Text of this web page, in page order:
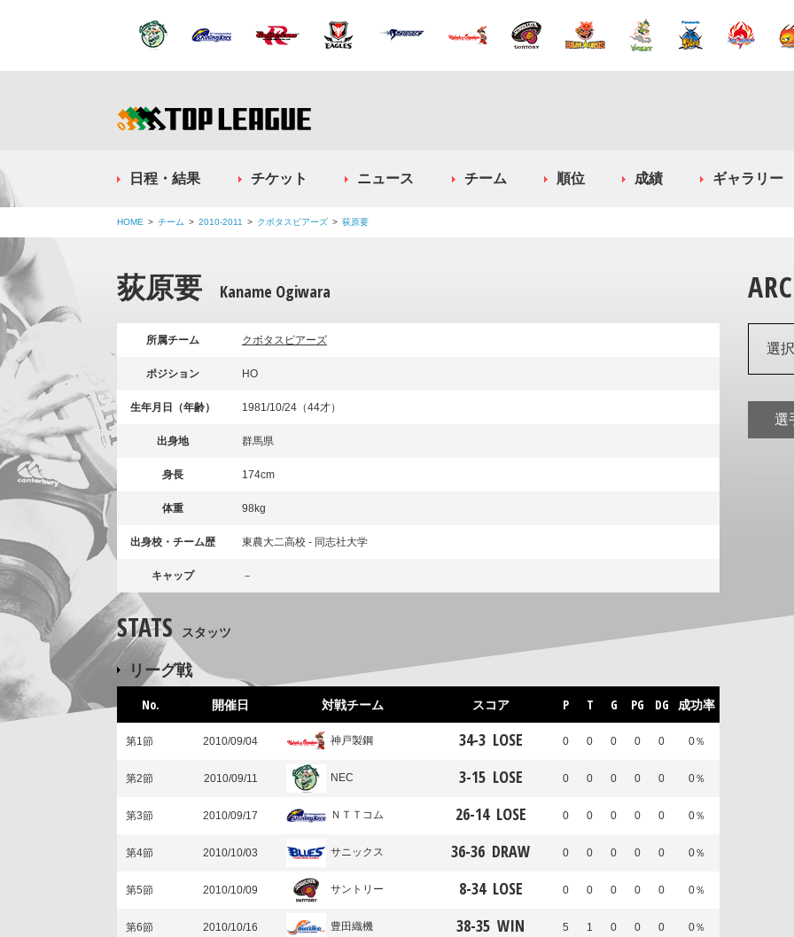
日程・結果 チケット ニュース チーム 順位 成績 ギャラリー
HOME チーム 2010-2011 クボタスピアーズ 荻原要
荻原要 Kaname Ogiwara
所属チーム クボタスピアーズ
ポジション HO
生年月日（年齢） 1981/10/24（44才）
出身地 群馬県
身長 174cm
体重 98kg
出身校・チーム歴 東農大二高校 - 同志社大学
キャップ －
STATS スタッツ
リーグ戦
No. 開催日 対戦チーム スコア P T G PG DG 成功率
第1節 2010/09/04 神戸製鋼 34-3 LOSE 0 0 0 0 0 0％
第2節 2010/09/11 NEC 3-15 LOSE 0 0 0 0 0 0％
第3節 2010/09/17 ＮＴＴコム 26-14 LOSE 0 0 0 0 0 0％
第4節 2010/10/03 サニックス 36-36 DRAW 0 0 0 0 0 0％
第5節 2010/10/09 サントリー 8-34 LOSE 0 0 0 0 0 0％
第6節 2010/10/16 豊田織機 38-35 WIN 5 1 0 0 0 0％
選
選